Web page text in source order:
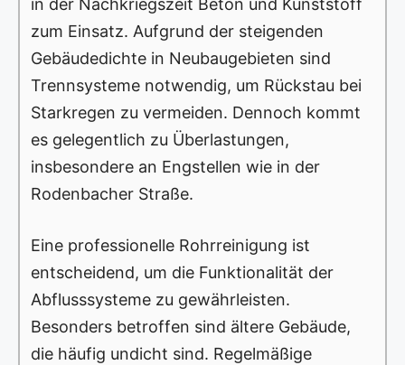
in der Nachkriegszeit Beton und Kunststoff
zum Einsatz. Aufgrund der steigenden
Gebäudedichte in Neubaugebieten sind
Trennsysteme notwendig, um Rückstau bei
Starkregen zu vermeiden. Dennoch kommt
es gelegentlich zu Überlastungen,
insbesondere an Engstellen wie in der
Rodenbacher Straße.
Eine professionelle Rohrreinigung ist
entscheidend, um die Funktionalität der
Abflusssysteme zu gewährleisten.
Besonders betroffen sind ältere Gebäude,
die häufig undicht sind. Regelmäßige